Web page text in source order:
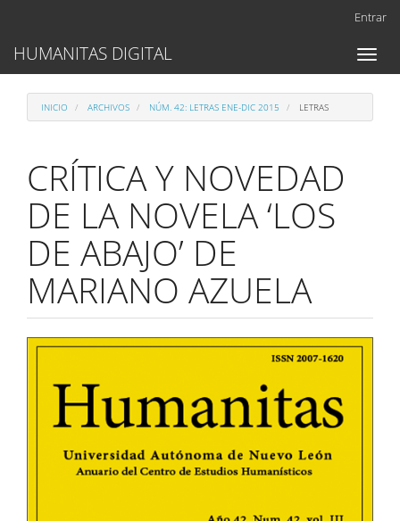
Contenido
principal
lateral
Entrar
Toggle
HUMANITAS DIGITAL
INICIO ARCHIVOS NÚM. 42: LETRAS ENE-DIC 2015 LETRAS
CRÍTICA Y NOVEDAD
DE LA NOVELA ‘LOS
DE ABAJO’ DE
MARIANO AZUELA
Barra
lateral
del
artículo